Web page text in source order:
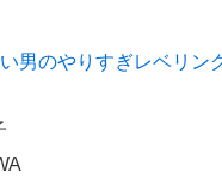
男のやりすぎレベリン